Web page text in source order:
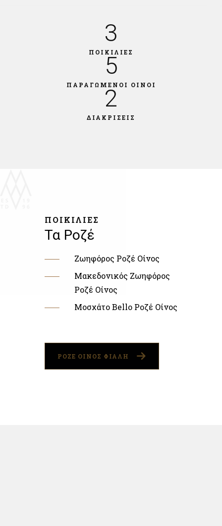
3
ΠΟΙΚΙΛΙΕΣ
5
ΠΑΡΑΓΩΜΕΝΟΙ ΟΙΝΟΙ
2
ΔΙΑΚΡΙΣΕΙΣ
ΠΟΙΚΙΛΙΕΣ
Τα Ροζέ
Ζωηφόρος Ροζέ Οίνος
Μακεδονικός Ζωηφόρος
Ροζέ Οίνος
Μοσχάτο Bello Ροζέ Οίνος
ΡΟΖΕ ΟΙΝΟΣ ΦΙΑΛΗ